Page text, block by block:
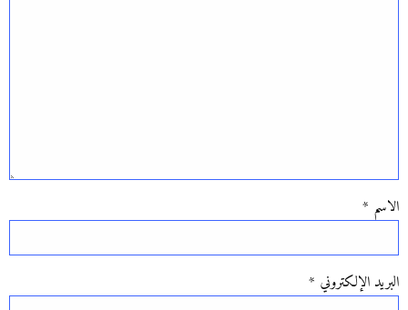
الاسم *
البريد الإلكتروني *